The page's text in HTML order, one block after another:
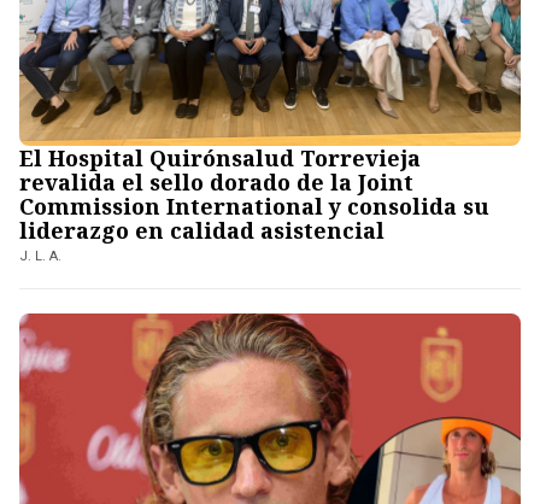
El Hospital Quirónsalud Torrevieja
revalida el sello dorado de la Joint
Commission International y consolida su
liderazgo en calidad asistencial
J. L. A.